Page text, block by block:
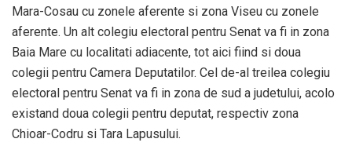
Mara-Cosau cu zonele aferente si zona Viseu cu zonele
aferente. Un alt colegiu electoral pentru Senat va fi in zona
Baia Mare cu localitati adiacente, tot aici fiind si doua
colegii pentru Camera Deputatilor. Cel de-al treilea colegiu
electoral pentru Senat va fi in zona de sud a judetului, acolo
existand doua colegii pentru deputat, respectiv zona
Chioar-Codru si Tara Lapusului.